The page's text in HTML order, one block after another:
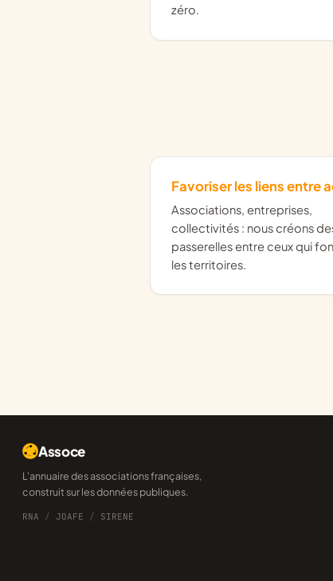
zéro.
Favoriser les liens entre
Associations, entreprises,
collectivités : nous créons
passerelles entre ceux qui
les territoires.
Assoce
L'annuaire des associations françaises,
construit sur les données publiques.
RNA / JOAFE / SIRENE